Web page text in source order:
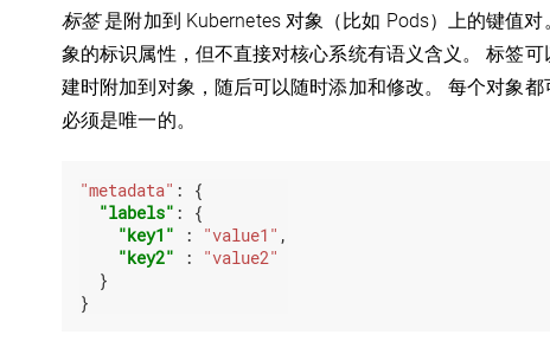
Twitter GitHub
标签是附加到 Kubernetes 对象（比如 Pods）上的键值
象的标识属性，但不直接对核心系统有语义含义。 标签
建时附加到对象，随后可以随时添加和修改。 每个对象
必须是唯一的。
"metadata" :
{
"labels" : {
"key1" : "value1" ,
"key2" :
"value2"
  }
}